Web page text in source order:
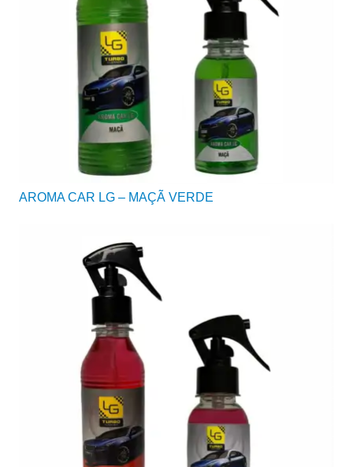
AROMA CAR LG – MAÇÃ VERDE